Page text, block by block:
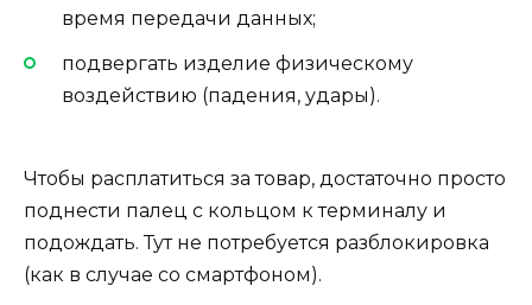
время передачи данных;
подвергать изделие физическому
воздействию (падения, удары).
Чтобы расплатиться за товар, достаточно просто
поднести палец с кольцом к терминалу и
подождать. Тут не потребуется разблокировка
(как в случае со смартфоном).